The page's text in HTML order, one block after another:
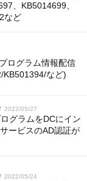
、KB5014699、
など
ログラム情報配信
KB501394/など)
2022/05/27
グラムをDCにイン
ービスのAD認証が
2022/05/24